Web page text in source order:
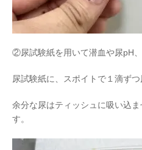
②尿試験紙を用いて潜血や尿pH、
尿試験紙に、スポイトで１滴ずつ
余分な尿はティッシュに吸い込
す。